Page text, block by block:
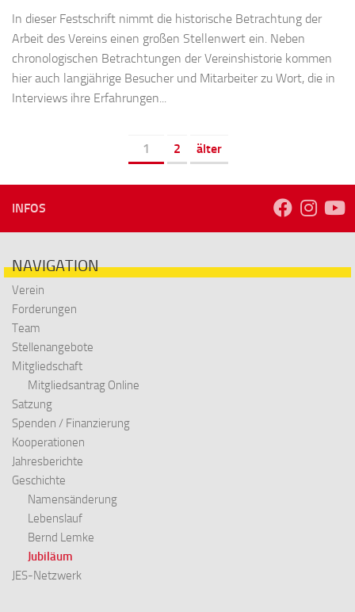
In dieser Festschrift nimmt die historische Betrachtung der
Arbeit des Vereins einen großen Stellenwert ein. Neben
chronologischen Betrachtungen der Vereinshistorie kommen
hier auch langjährige Besucher und Mitarbeiter zu Wort, die in
Interviews ihre Erfahrungen...
1 2 älter
INFOS
NAVIGATION
Verein
Forderungen
Team
Stellenangebote
Mitgliedschaft
Mitgliedsantrag Online
Satzung
Spenden / Finanzierung
Kooperationen
Jahresberichte
Geschichte
Namensänderung
Lebenslauf
Bernd Lemke
Jubiläum
JES-Netzwerk